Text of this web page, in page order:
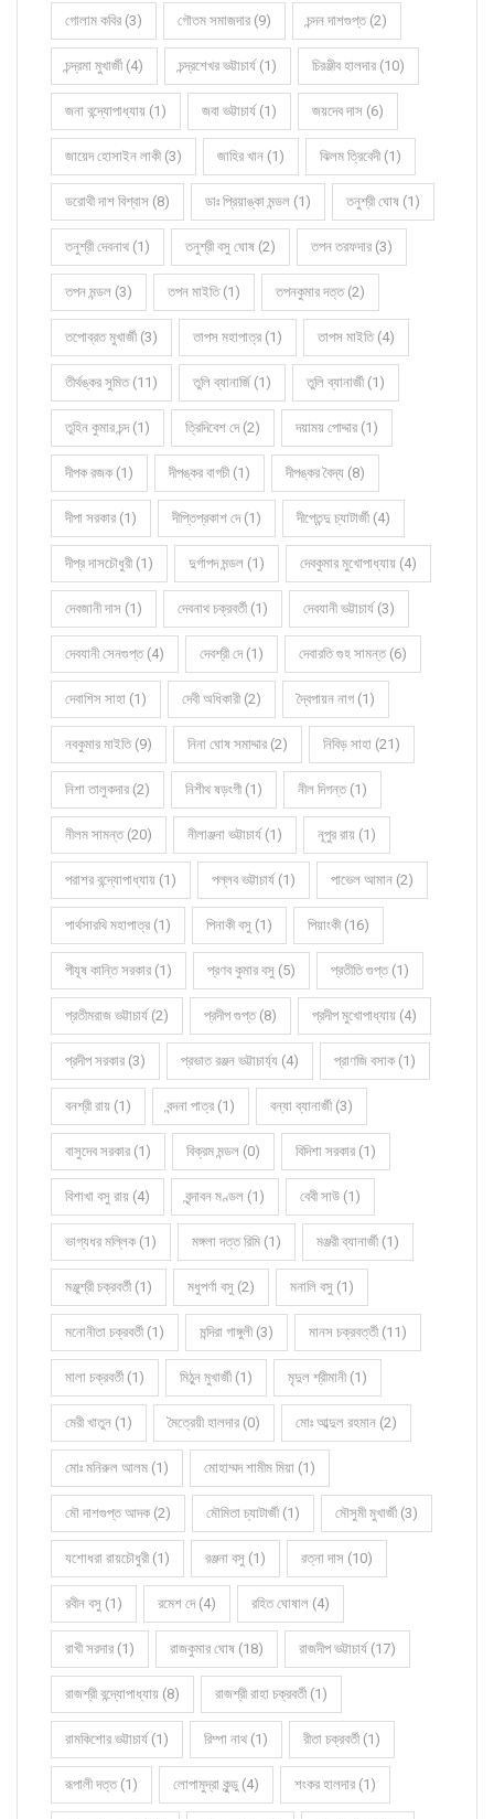
গোলাম কবির (3) গৌতম সমাজদার (9) চন্দন দাশগুপ্ত (2)
চন্দ্রমা মুখার্জী (4) চন্দ্রশেখর ভট্টাচার্য (1) চিরঞ্জীব হালদার (10)
জনা বন্দ্যোপাধ্যায় (1) জবা ভট্টাচার্য (1) জয়দেব দাস (6)
জায়েদ হোসাইন লাকী (3) জাহির খান (1) ঝিলম ত্রিবেদী (1)
ডরোথী দাশ বিশ্বাস (8) ডাঃ প্রিয়াঙ্কা মন্ডল (1) তনুশ্রী ঘোষ (1)
তনুশ্রী দেবনাথ (1) তনুশ্রী বসু ঘোষ (2) তপন তরফদার (3)
তপন মন্ডল (3) তপন মাইতি (1) তপনকুমার দত্ত (2)
তপোব্রত মুখার্জী (3) তাপস মহাপাত্র (1) তাপস মাইতি (4)
তীর্থঙ্কর সুমিত (11) তুলি ব্যানার্জি (1) তুলি ব্যানার্জী (1)
তুহিন কুমার চন্দ (1) ত্রিদিবেশ দে (2) দয়াময় পোদ্দার (1)
দীপক রজক (1) দীপঙ্কর বাগচী (1) দীপঙ্কর বৈদ্য (8)
দীপা সরকার (1) দীপ্তিপ্রকাশ দে (1) দীপ্তেন্দু চ্যাটার্জী (4)
দীপ্র দাসচৌধুরী (1) দুর্গাপদ মন্ডল (1) দেবকুমার মুখোপাধ্যায় (4)
দেবজানী দাস (1) দেবনাথ চক্রবর্তী (1) দেবযানী ভট্টাচার্য (3)
দেবযানী সেনগুপ্ত (4) দেবশ্রী দে (1) দেবারতি গুহ সামন্ত (6)
দেবাশিস সাহা (1) দেবী অধিকারী (2) দ্বৈপায়ন নাগ (1)
নবকুমার মাইতি (9) নিনা ঘোষ সমাদ্দার (2) নিবিড় সাহা (21)
নিশা তালুকদার (2) নিশীথ ষড়ংগী (1) নীল দিগন্ত (1)
নীলম সামন্ত (20) নীলাঞ্জনা ভট্টাচার্য (1) নূপুর রায় (1)
পরাশর বন্দ্যোপাধ্যায় (1) পল্লব ভট্টাচার্য (1) পাভেল আমান (2)
পার্থসারথি মহাপাত্র (1) পিনাকী বসু (1) পিয়াংকী (16)
পীযূষ কান্তি সরকার (1) প্রণব কুমার বসু (5) প্রতীতি গুপ্ত (1)
প্রতীমরাজ ভট্টাচার্য (2) প্রদীপ গুপ্ত (8) প্রদীপ মুখোপাধ্যায় (4)
প্রদীপ সরকার (3) প্রভাত রঞ্জন ভট্টাচার্য্য (4) প্রাণজি বসাক (1)
বনশ্রী রায় (1) বন্দনা পাত্র (1) বন্যা ব্যানার্জী (3)
বাসুদেব সরকার (1) বিক্রম মন্ডল (0) বিদিশা সরকার (1)
বিশাখা বসু রায় (4) বৃন্দাবন মণ্ডল (1) বেবী সাউ (1)
ভাগ্যধর মল্লিক (1) মঙ্গলা দত্ত রিমি (1) মঞ্জরী ব্যানার্জী (1)
মঞ্জুশ্রী চক্রবর্তী (1) মধুপর্ণা বসু (2) মনালি বসু (1)
মনোনীতা চক্রবর্তী (1) মন্দিরা গাঙ্গুলী (3) মানস চক্রবর্ত্তী (11)
মালা চক্রবর্তী (1) মিঠুন মুখার্জী (1) মৃদুল শ্রীমানী (1)
মেরী খাতুন (1) মৈত্রেয়ী হালদার (0) মোঃ আব্দুল রহমান (2)
মোঃ মনিরুল আলম (1) মোহাম্মদ শামীম মিয়া (1)
মৌ দাশগুপ্ত আদক (2) মৌমিতা চ্যাটার্জী (1) মৌসুমী মুখার্জী (3)
যশোধরা রায়চৌধুরী (1) রঞ্জনা বসু (1) রত্না দাস (10)
রবীন বসু (1) রমেশ দে (4) রহিত ঘোষাল (4)
রাখী সরদার (1) রাজকুমার ঘোষ (18) রাজদীপ ভট্টাচার্য (17)
রাজশ্রী বন্দ্যোপাধ্যায় (8) রাজশ্রী রাহা চক্রবর্তী (1)
রামকিশোর ভট্টাচার্য (1) রিম্পা নাথ (1) রীতা চক্রবর্তী (1)
রূপালী দত্ত (1) লোপামুদ্রা কুন্ডু (4) শংকর হালদার (1)